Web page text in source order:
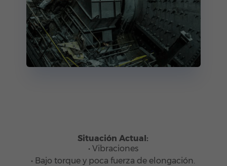
Situación Actual:
• Vibraciones
• Bajo torque y poca fuerza de elongación.